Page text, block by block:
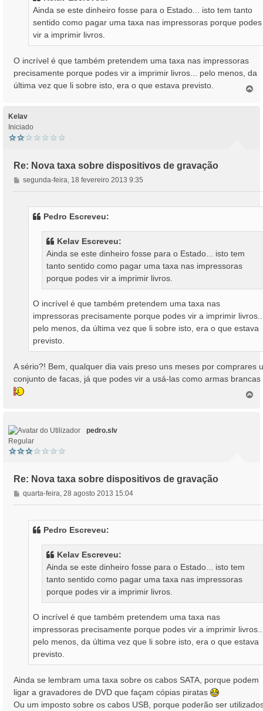
Ainda se este dinheiro fosse para o Estado... isto tem tanto
sentido como pagar uma taxa nas impressoras porque podes
vir a imprimir livros.
O incrível é que também pretendem uma taxa nas impressoras
precisamente porque podes vir a imprimir livros... pelo menos, da
última vez que li sobre isto, era o que estava previsto.
Kelav
Iniciado
Re: Nova taxa sobre dispositivos de gravação
M
e
segunda-feira, 18 fevereiro 2013 9:35
Pedro Escreveu:
Kelav Escreveu:
Ainda se este dinheiro fosse para o Estado... isto tem
tanto sentido como pagar uma taxa nas impressoras
porque podes vir a imprimir livros.
O incrível é que também pretendem uma taxa nas
impressoras precisamente porque podes vir a imprimir
pelo menos, da última vez que li sobre isto, era o que estava
previsto.
A sério?! Bem, qualquer dia vais preso uns meses por comprares
conjunto de facas, já que podes vir a usá-las como armas brancas
pedro.slv
Regular
Re: Nova taxa sobre dispositivos de gravação
M
e
quarta-feira, 28 agosto 2013 15:04
Pedro Escreveu:
Kelav Escreveu:
Ainda se este dinheiro fosse para o Estado... isto tem
tanto sentido como pagar uma taxa nas impressoras
porque podes vir a imprimir livros.
O incrível é que também pretendem uma taxa nas
impressoras precisamente porque podes vir a imprimir
pelo menos, da última vez que li sobre isto, era o que estava
previsto.
Ainda se lembram uma taxa sobre os cabos SATA, porque podem
ligar a gravadores de DVD que façam cópias piratas
Ou um imposto sobre os cabos USB, porque poderão ser